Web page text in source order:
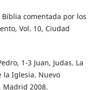
Biblia comentada por los
Vol. 10, Ciudad
1-3 Juan, Judas. La
la Iglesia. Nuevo
Madrid 2008.